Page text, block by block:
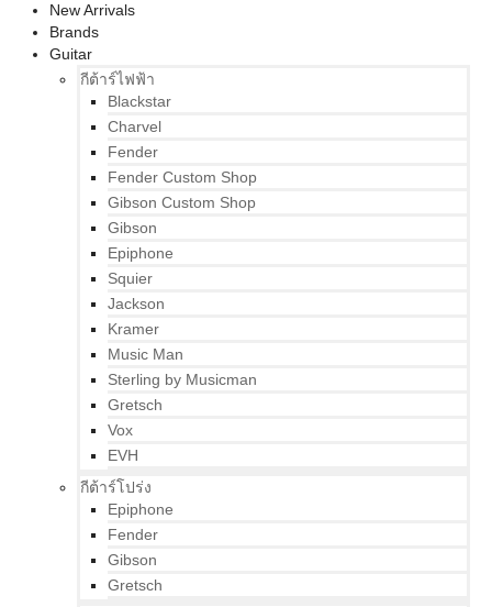
New Arrivals
Brands
Guitar
กีต้าร์ไฟฟ้า
Blackstar
Charvel
Fender
Fender Custom Shop
Gibson Custom Shop
Gibson
Epiphone
Squier
Jackson
Kramer
Music Man
Sterling by Musicman
Gretsch
Vox
EVH
กีต้าร์โปร่ง
Epiphone
Fender
Gibson
Gretsch